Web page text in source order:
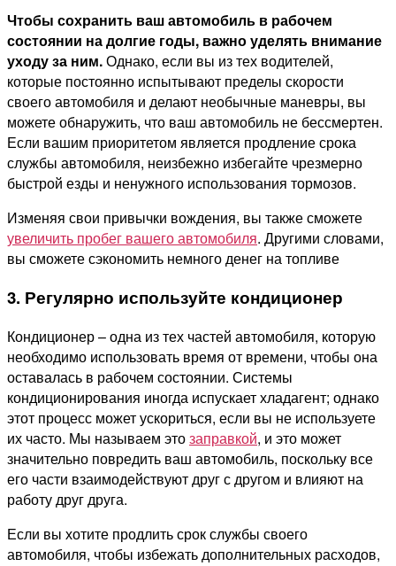
Чтобы сохранить ваш автомобиль в рабочем
состоянии на долгие годы, важно уделять внимание
уходу за ним.Однако, если вы из тех водителей,
которые постоянно испытывают пределы скорости
своего автомобиля и делают необычные маневры, вы
можете обнаружить, что ваш автомобиль не бессмертен.
Если вашим приоритетом является продление срока
службы автомобиля, неизбежно избегайте чрезмерно
быстрой езды и ненужного использования тормозов.
Изменяя свои привычки вождения, вы также сможете
увеличить пробег вашего автомобиля. Другими словами,
вы сможете сэкономить немного денег на топливе
3. Регулярно используйте кондиционер
Кондиционер – одна из тех частей автомобиля, которую
необходимо использовать время от времени, чтобы она
оставалась в рабочем состоянии. Системы
кондиционирования иногда испускает хладагент; однако
этот процесс может ускориться, если вы не используете
их часто. Мы называем этозаправкой, и это может
значительно повредить ваш автомобиль, поскольку все
его части взаимодействуют друг с другом и влияют на
работу друг друга.
Если вы хотите продлить срок службы своего
автомобиля, чтобы избежать дополнительных расходов,